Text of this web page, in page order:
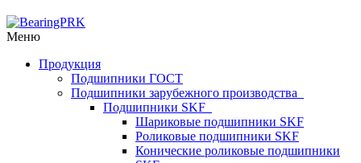
Меню
Продукция
Подшипники ГОСТ
Подшипники зарубежного производства
Подшипники SKF
Шариковые подшипники SKF
Роликовые подшипники SKF
Конические роликовые подшипники